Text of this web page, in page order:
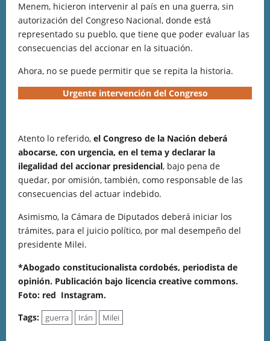
Menem, hicieron intervenir al país en una guerra, sin
autorización del Congreso Nacional, donde está
representado su pueblo, que tiene que poder evaluar las
consecuencias del accionar en la situación.
Ahora, no se puede permitir que se repita la historia.
Urgente intervención del Congreso
Atento lo referido, el Congreso de la Nación deberá
abocarse, con urgencia, en el tema y declarar la
ilegalidad del accionar presidencial, bajo pena de
quedar, por omisión, también, como responsable de las
consecuencias del actuar indebido.
Asimismo, la Cámara de Diputados deberá iniciar los
trámites, para el juicio político, por mal desempeño del
presidente Milei.
*Abogado constitucionalista cordobés, periodista de
opinión. Publicación bajo licencia creative commons.
Foto: red Instagram.
Tags:
guerra Irán Milei